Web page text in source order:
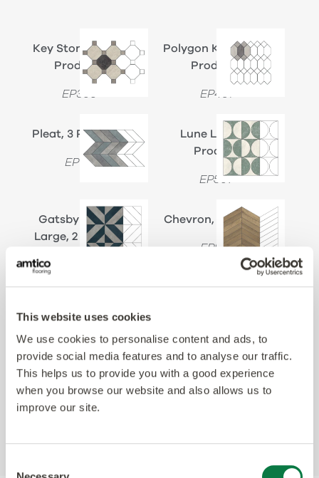
This website uses cookies
We use cookies to personalise content and ads, to
provide social media features and to analyse our traffic.
This helps us to provide you with a good experience
when you browse our website and also allows us to
improve our site.
Key Stone Mini, 3
Products
EP309
Polygon Key Mini, 3
Products
EP461
Pleat, 3 Products
EP127
Lune Large, 2
Product
EP507
Gatsby Square
Large, 2 Product
Chevron, 1 Product
EP501
Product
EP502
EP272
Se alla produkter från Designers Choice